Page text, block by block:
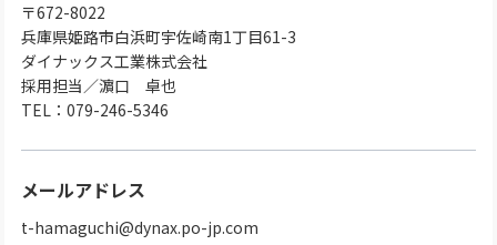
〒672-8022
兵庫県姫路市白浜町宇佐崎南1丁目61-3
ダイナックス工業株式会社
採用担当／濵口 卓也
TEL：079-246-5346
メールアドレス
t-hamaguchi@dynax.po-jp.com